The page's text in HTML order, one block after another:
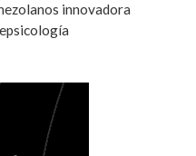
innovadora